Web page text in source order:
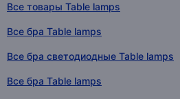
Все товары Table lamps
Все бра Table lamps
Все бра светодиодные Table lamps
Все бра Table lamps